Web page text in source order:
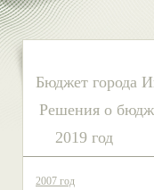
Бюджет города
Решения о
2019 год
2007 год